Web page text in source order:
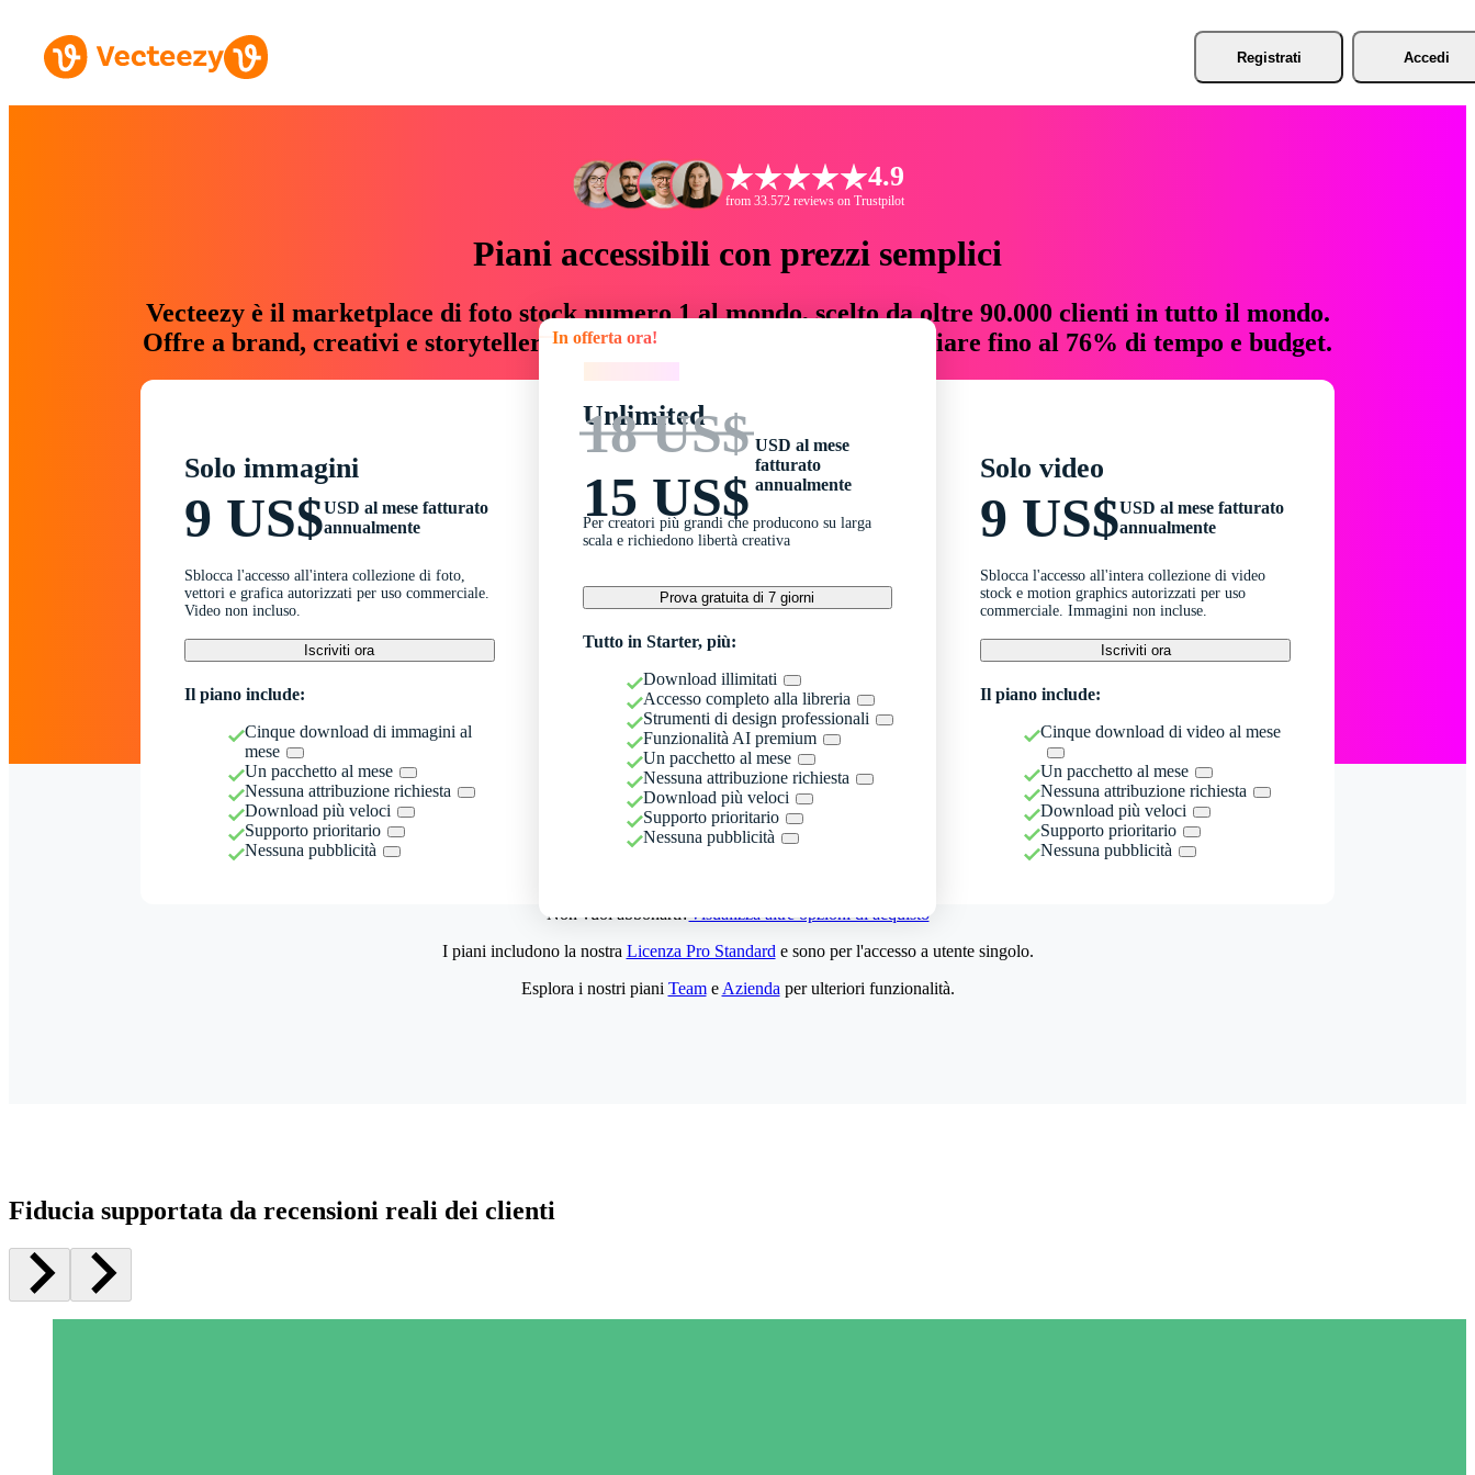
Registrati Accedi
4.9
from 33.572 reviews on Trustpilot
Piani accessibili con prezzi semplici
Vecteezy è il marketplace di foto stock numero 1 al mondo, scelto da oltre 90.000 clienti in tutto il mondo.
Offre a brand, creativi e storyteller risorse creative che fanno risparmiare fino al 76% di tempo e budget.
Solo immagini
9 US$USD al mese fatturato
annualmente
Sblocca l'accesso all'intera collezione di foto,
vettori e grafica autorizzati per uso commerciale.
Video non incluso.
Iscriviti ora
Il piano include:
Cinque download di immagini al
mese
Un pacchetto al mese
Nessuna attribuzione richiesta
Download più veloci
Supporto prioritario
Nessuna pubblicità
In offerta ora!
Unlimited
18 US$
15 US$
USD al mese
fatturato
annualmente
Per creatori più grandi che producono su larga
scala e richiedono libertà creativa
Prova gratuita di 7 giorni
Tutto in Starter, più:
Download illimitati
Accesso completo alla libreria
Strumenti di design professionali
Funzionalità AI premium
Un pacchetto al mese
Nessuna attribuzione richiesta
Download più veloci
Supporto prioritario
Nessuna pubblicità
Solo video
9 US$USD al mese fatturato
annualmente
Sblocca l'accesso all'intera collezione di video
stock e motion graphics autorizzati per uso
commerciale. Immagini non incluse.
Iscriviti ora
Il piano include:
Cinque download di video al mese
Un pacchetto al mese
Nessuna attribuzione richiesta
Download più veloci
Supporto prioritario
Nessuna pubblicità
Non vuoi abbonarti?Visualizza altre opzioni di acquisto
I piani includono la nostra Licenza Pro Standard e sono per l'accesso a utente singolo.
Esplora i nostri piani Teame Azienda per ulteriori funzionalità.
Fiducia supportata da recensioni reali dei clienti